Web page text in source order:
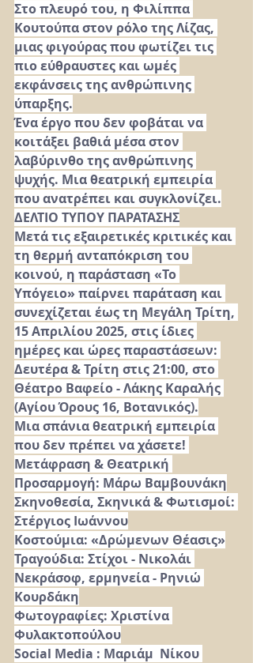
Στο πλευρό του, η Φιλίππα
Κουτούπα στον ρόλο της Λίζας,
μιας φιγούρας που φωτίζει τις
πιο εύθραυστες και ωμές
εκφάνσεις της ανθρώπινης
ύπαρξης.
Ένα έργο που δεν φοβάται να
κοιτάξει βαθιά μέσα στον
λαβύρινθο της ανθρώπινης
ψυχής. Μια θεατρική εμπειρία
που ανατρέπει και συγκλονίζει.
ΔΕΛΤΙΟ ΤΥΠΟΥ ΠΑΡΑΤΑΣΗΣ
Μετά τις εξαιρετικές κριτικές και
τη θερμή ανταπόκριση του
κοινού, η παράσταση «Το
Υπόγειο» παίρνει παράταση και
συνεχίζεται έως τη Μεγάλη Τρίτη,
15 Απριλίου 2025, στις ίδιες
ημέρες και ώρες παραστάσεων:
Δευτέρα & Τρίτη στις 21:00, στο
Θέατρο Βαφείο - Λάκης Καραλής
(Αγίου Όρους 16, Βοτανικός).
Μια σπάνια θεατρική εμπειρία
που δεν πρέπει να χάσετε!
Μετάφραση & Θεατρική
Προσαρμογή: Μάρω Βαμβουνάκη
Σκηνοθεσία, Σκηνικά & Φωτισμοί:
Στέργιος Ιωάννου
Κοστούμια: «Δρώμενων Θέασις»
Τραγούδια: Στίχοι - Νικολάι
Νεκράσοφ, ερμηνεία - Ρηνιώ
Κουρδάκη
Φωτογραφίες: Χριστίνα
Φυλακτοπούλου
Social Media : Μαριάμ  Νίκου